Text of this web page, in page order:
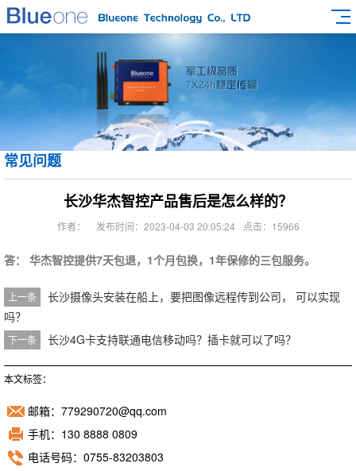
常见问题
长沙华杰智控产品售后是怎么样的？
作者： 发布时间：2023-04-03 20:05:24 点击：15966
答： 华杰智控提供7天包退，1个月包换，1年保修的三包服务。
上一条
长沙摄像头安装在船上，要把图像远程传到公司， 可以实现
吗？
下一条 长沙4G卡支持联通电信移动吗？插卡就可以了吗？
本文标签：
邮箱：779290720@qq.com
手机：130 8888 0809
电话号码：0755-83203803